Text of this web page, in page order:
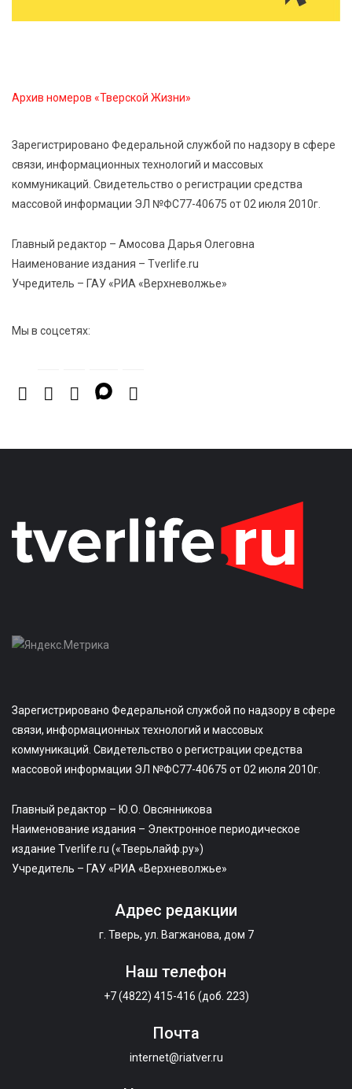
На Петербургском марафоне «Пушкин — Петербург»
появится новая беговая трасса для
профессиональных спортсменов
От звёздочек к чемпионам: в Твери отметили
заслуги тренеров и атлетов
абитуриентов в 2026 году
Архив номеров «Тверской Жизни»
Зарегистрировано Федеральной службой по надзору в сфере
связи, информационных технологий и массовых
коммуникаций. Свидетельство о регистрации средства
массовой информации ЭЛ №ФС77-40675 от 02 июля 2010г.
Главный редактор – Амосова Дарья Олеговна
Наименование издания – Tverlife.ru
Учредитель – ГАУ «РИА «Верхневолжье»
Мы в соцсетях:
Зарегистрировано Федеральной службой по надзору в сфере
связи, информационных технологий и массовых
коммуникаций. Свидетельство о регистрации средства
массовой информации ЭЛ №ФС77-40675 от 02 июля 2010г.
Главный редактор – Ю.О. Овсянникова
Наименование издания – Электронное периодическое
издание Tverlife.ru («Тверьлайф.ру»)
Учредитель – ГАУ «РИА «Верхневолжье»
Адрес редакции
г. Тверь, ул. Вагжанова, дом 7
Наш телефон
+7 (4822) 415-416 (доб. 223)
Почта
internet@riatver.ru